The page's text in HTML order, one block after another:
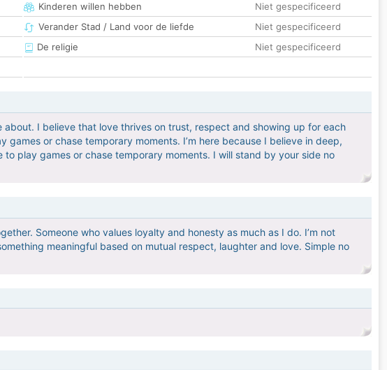
Kinderen willen hebben
Niet gespecificeerd
Verander Stad / Land voor de liefde
Niet gespecificeerd
De religie
Niet gespecificeerd
I believe that love thrives on trust, respect and showing up for each
or chase temporary moments. I’m here because I believe in deep,
play games or chase temporary moments. I will stand by your side no
Someone who values loyalty and honesty as much as I do. I’m not
meaningful based on mutual respect, laughter and love. Simple no